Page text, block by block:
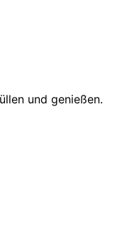
und genießen.